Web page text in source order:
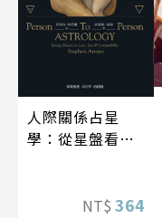
人際關係占星
學：從星盤看見
NT$ 364